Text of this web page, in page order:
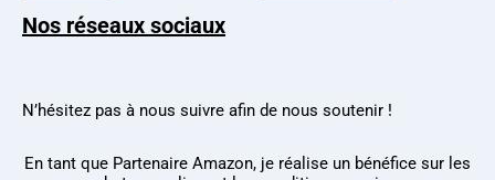
Nos réseaux sociaux
N’hésitez pas à nous suivre afin de nous soutenir !
En tant que Partenaire Amazon, je réalise un bénéfice sur les